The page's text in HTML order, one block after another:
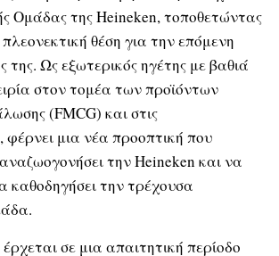
Ομάδας της Heineken, τοποθετώντας
θέση για την επόμενη
Ως εξωτερικός ηγέτης με βαθιά
στον τομέα των προϊόντων
(FMCG) και στις
μια νέα προοπτική που
την Heineken και να
καθοδηγήσει την τρέχουσα
σε μια απαιτητική περίοδο